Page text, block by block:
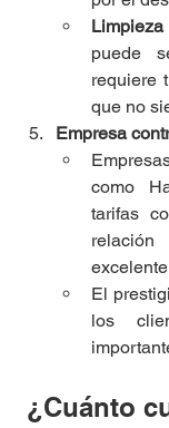
puede
requiere
que no
Empresa
como
tarifas
El
los
¿Cuánto